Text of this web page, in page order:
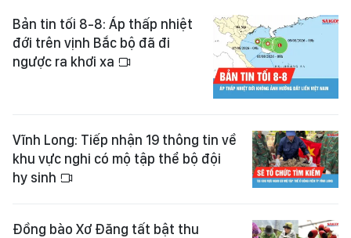
Bản tin tối 8-8: Áp thấp nhiệt
đới trên vịnh Bắc bộ đã đi
ngược ra khơi xa
Vĩnh Long: Tiếp nhận 19 thông tin về
khu vực nghi có mộ tập thể bộ đội
hy sinh
Đồng bào Xơ Đăng tất bật thu